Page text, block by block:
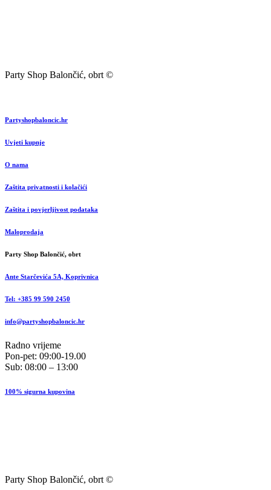
Party Shop Balončić, obrt ©
Partyshopbaloncic.hr
Uvjeti kupnje
O nama
Zaštita privatnosti i kolačići
Zaštita i povjerljivost podataka
Maloprodaja
Party Shop Balončić, obrt
Ante Starčevića 5A, Koprivnica
Tel: +385 99 590 2450
info@partyshopbaloncic.hr
Radno vrijeme
Pon-pet: 09:00-19.00
Sub: 08:00 – 13:00
100% sigurna kupovina
Party Shop Balončić, obrt ©